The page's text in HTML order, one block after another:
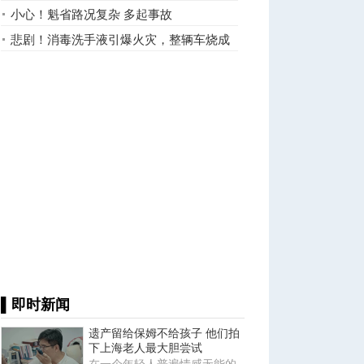
小心！魁省路况复杂 多起事故
悲剧！消毒洗手液引爆火灾，整辆车烧成
▌即时新闻
遗产留给保姆不给孩子 他们拍
下上海老人最大胆尝试